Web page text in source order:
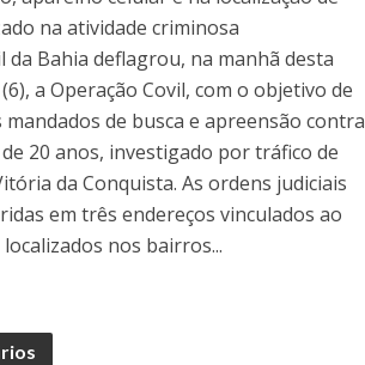
na atividade criminosa
da Bahia deflagrou, na manhã desta
a Operação Covil, com o objetivo de
de busca e apreensão contra
20 anos, investigado por tráfico de
da Conquista. As ordens judiciais
em três endereços vinculados ao
nos bairros...